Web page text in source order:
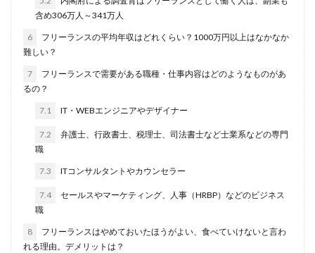
含め306万人～341万人
6
フリーランスの平均年収はどれくらい？1000万円以上はなかなか
難しい？
7
フリーランスで需要がある職種・仕事内容はどのようなものがあ
るの？
7.1 IT・WEBエンジニアやデザイナー
7.2
弁護士、行政書士、税理士、司法書士など士業系などの専門
職
7.3 ITコンサルタントやカウンセラー
7.4
セールスやマーケティング、人事（HRBP）などのビジネス
職
8
フリーランスはやめておいたほうがよい、食べていけないと言わ
れる理由。デメリットは？